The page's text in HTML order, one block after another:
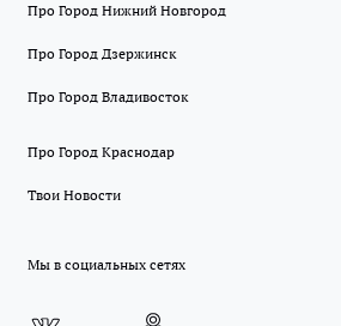
Про Город Нижний Новгород
Про Город Дзержинск
Про Город Владивосток
Про Город Краснодар
Твои Новости
Мы в социальных сетях